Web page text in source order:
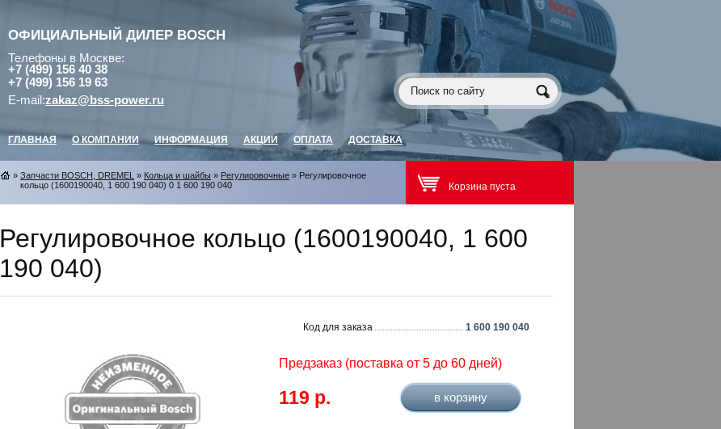
ОФИЦИАЛЬНЫЙ ДИЛЕР BOSCH
Телефоны в Москве:
+7 (499) 156 40 38
+7 (499) 156 19 63
E-mail:zakaz@bss-power.ru
ГЛАВНАЯ О КОМПАНИИ ИНФОРМАЦИЯ АКЦИИ ОПЛАТА ДОСТАВКА
» Запчасти BOSCH, DREMEL » Кольца и шайбы » Регулировочные » Регулировочное
кольцо (1600190040, 1 600 190 040) 0 1 600 190 040
Корзина пуста
Регулировочное кольцо (1600190040, 1 600
190 040)
Код для заказа 1 600 190 040
Предзаказ (поставка от 5 до 60 дней)
119 р.